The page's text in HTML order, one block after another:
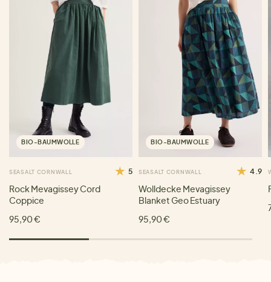
BIO-BAUMWOLLE
SEASALT CORNWALL 5
Rock Mevagissey Cord
Coppice
95,90 €
BIO-BAUMWOLLE
SEASALT CORNWALL 4.9
Wolldecke Mevagissey
Blanket Geo Estuary
95,90 €